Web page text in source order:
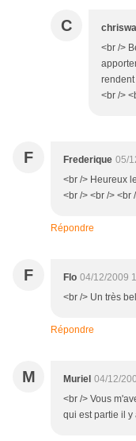
C
<br />
<br />
F Frederique 05/
<br /> Heureux
<br /> <br /> <br
Répondre
F Flo 04/12/2009
<br /> Un très
Répondre
M Muriel 04/12/
<br /> Vous
qui est partie il y